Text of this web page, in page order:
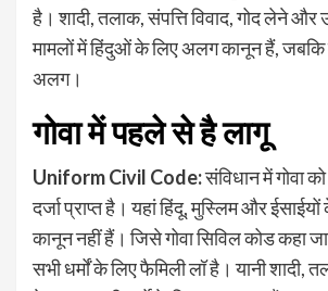
है। शादी, तलाक, संपत्ति विवाद, गोद लेने और
मामलों में हिंदुओं के लिए अलग कानून हैं,
अलग।
गोवा में पहले से है लागू
Uniform Civil Code:संविधान में गोवा
दर्जा प्राप्त है। यहां हिंदू, मुस्लिम और
कानून नहीं हैं। जिसे गोवा सिविल कोड कहा
सभी धर्मों के लिए फैमिली लॉ है। यानी शादी,